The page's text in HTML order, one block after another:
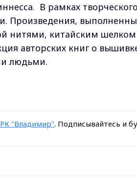
В рамках
Произведения,
нитями, китайским
авторских книг о
людьми.
"Владимир". Подписывайтесь и